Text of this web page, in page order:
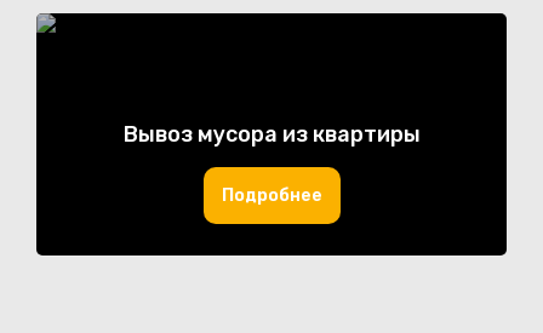
Вывоз мусора из квартиры
Подробнее